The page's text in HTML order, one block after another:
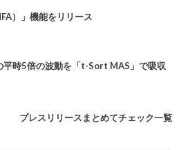
）」機能をリリース
平時5倍の波動を「t-Sort MAS」で吸収
プレスリリースまとめてチェック一覧